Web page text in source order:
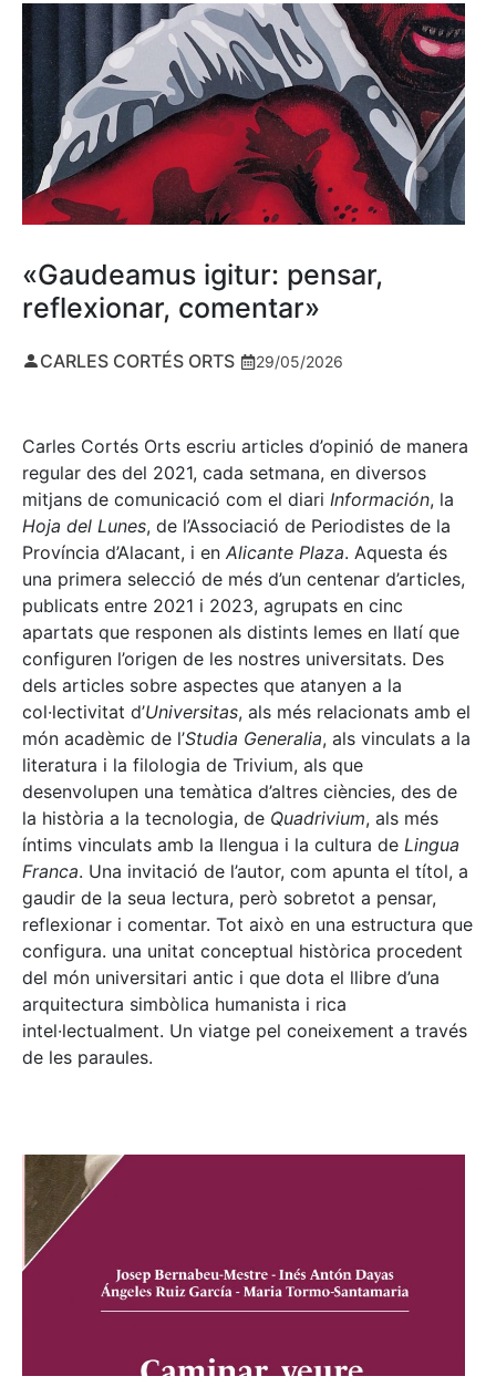
«Gaudeamus igitur: pensar,
reflexionar, comentar»
CARLES CORTÉS ORTS 29/05/2026
Carles Cortés Orts escriu articles d’opinió de manera
regular des del 2021, cada setmana, en diversos
mitjans de comunicació com el diari Información, la
Hoja del Lunes, de l’Associació de Periodistes de la
Província d’Alacant, i en Alicante Plaza. Aquesta és
una primera selecció de més d’un centenar d’articles,
publicats entre 2021 i 2023, agrupats en cinc
apartats que responen als distints lemes en llatí que
configuren l’origen de les nostres universitats. Des
dels articles sobre aspectes que atanyen a la
col·lectivitat d’Universitas, als més relacionats amb el
món acadèmic de l’Studia Generalia, als vinculats a la
literatura i la filologia de Trivium, als que
desenvolupen una temàtica d’altres ciències, des de
la història a la tecnologia, de Quadrivium, als més
íntims vinculats amb la llengua i la cultura de Lingua
Franca. Una invitació de l’autor, com apunta el títol, a
gaudir de la seua lectura, però sobretot a pensar,
reflexionar i comentar. Tot això en una estructura que
configura. una unitat conceptual històrica procedent
del món universitari antic i que dota el llibre d’una
arquitectura simbòlica humanista i rica
intel·lectualment. Un viatge pel coneixement a través
de les paraules.